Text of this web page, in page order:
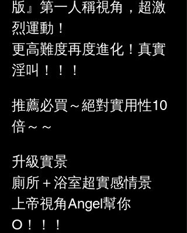
版』第一人稱視角，超激
烈運動！
更高難度再度進化！真實
淫叫！！！
推薦必買～絕對實用性10
倍～～
升級實景
廁所＋浴室超實感情景
上帝視角Angel幫你
O！！！